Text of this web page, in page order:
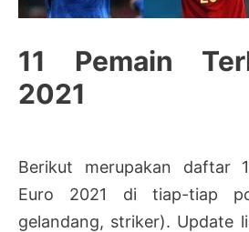
11 Pemain
2021
Berikut merupakan daftar
Euro 2021 di tiap-tiap
gelandang, striker). Update